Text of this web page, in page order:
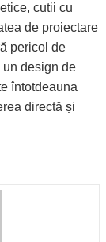
cutii cu
de proiectare
pericol de
design de
întotdeauna
directă și